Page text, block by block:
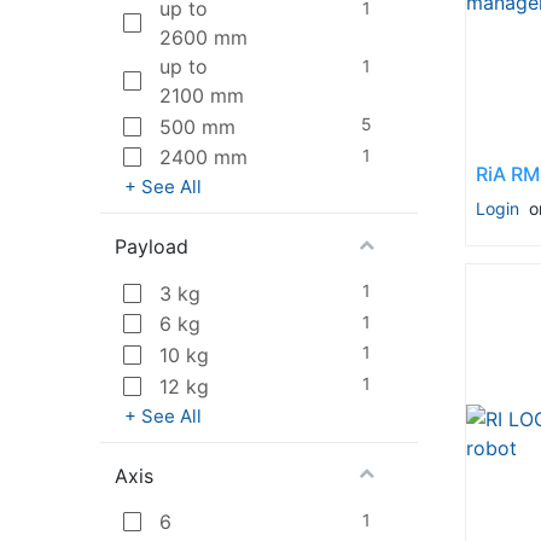
up to
2600 mm
1
up to
2100 mm
1
500 mm 5
2400 mm 1
+ See All
Payload
3 kg
1
6 kg 1
10 kg 1
12 kg 1
+ See All
Axis
6
1
Login